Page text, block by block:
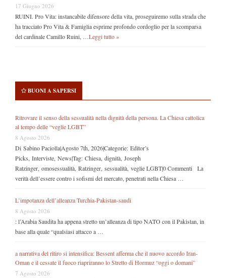
17 Giugno 2026
RUINI. Pro Vita: instancabile difensore della vita, proseguiremo sulla strada che
ha tracciato Pro Vita & Famiglia esprime profondo cordoglio per la scomparsa
del cardinale Camillo Ruini, …Leggi tutto »
BUONI A SAPERSI
Ritrovare il senso della sessualità nella dignità della persona. La Chiesa cattolica
al tempo delle “veglie LGBT”
8 Agosto 2026
Di Sabino Paciolla|Agosto 7th, 2026|Categorie: Editor’s
Picks, Interviste, News|Tag: Chiesa, dignità, Joseph
Ratzinger, omosessualità, Ratzinger, sessualità, veglie LGBT|0 Commenti La
verità dell’essere contro i sofismi del mercato, penetrati nella Chiesa …
L’impotanza dell’alleanza Turchia-Pakistan-saudi
8 Agosto 2026
: l’Arabia Saudita ha appena stretto un’alleanza di tipo NATO con il Pakistan, in
base alla quale “qualsiasi attacco a …
a narrativa del ritiro si intensifica: Bessent afferma che il nuovo accordo Iran-
Oman e il cessate il fuoco riapriranno lo Stretto di Hormuz “oggi o domani”
7 Agosto 2026